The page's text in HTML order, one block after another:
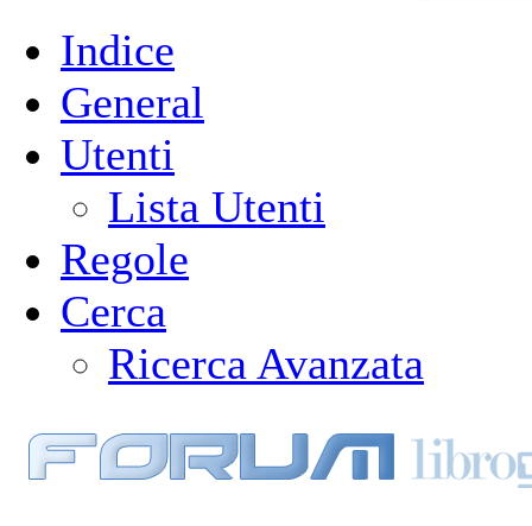
Indice
General
Utenti
Lista Utenti
Regole
Cerca
Ricerca Avanzata